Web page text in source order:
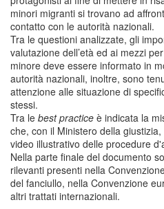
minori migranti si trovano ad
contatto con le autorità nazionali.
Tra le questioni analizzate, gli
valutazione dell’età ed ai mezzi
minore deve essere informato in
autorità nazionali, inoltre, sono
attenzione alle situazione di
stessi.
Tra le best practice è indicata la
che, con il Ministero della
video illustrativo delle procedure
Nella parte finale del documento
rilevanti presenti nella
del fanciullo, nella Convenzione
altri trattati internazionali.